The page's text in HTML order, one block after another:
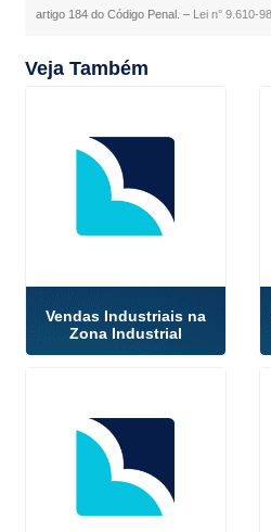
artigo 184 do Código Penal. – Lei n° 9.610-
Veja Também
Vendas Industriais na
Zona Industrial